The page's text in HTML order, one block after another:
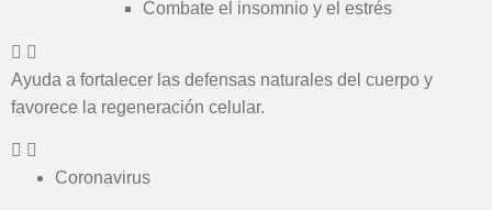
Combate el insomnio y el estrés
Ayuda a fortalecer las defensas naturales del cuerpo y
favorece la regeneración celular.
Coronavirus